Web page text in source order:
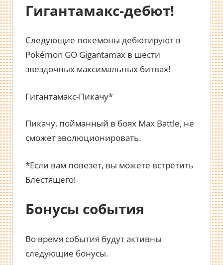
Гигантамакс-дебют!
Следующие покемоны дебютируют в
Pokémon GO Gigantamax в шести
звездочных максимальных битвах!
Гигантамакс-Пикачу*
Пикачу, пойманный в боях Max Battle, не
сможет эволюционировать.
*Если вам повезет, вы можете встретить
Блестящего!
Бонусы события
Во время события будут активны
следующие бонусы.